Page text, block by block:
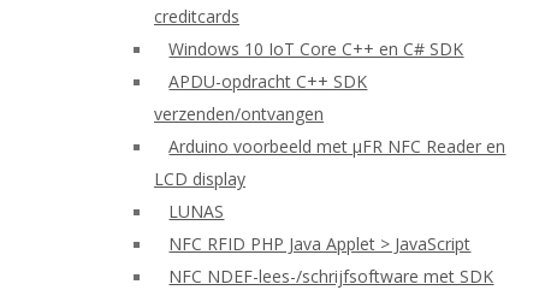
creditcards
Windows 10 IoT Core C++ en C# SDK
APDU-opdracht C++ SDK
verzenden/ontvangen
Arduino voorbeeld met μFR NFC Reader en
LCD display
LUNAS
NFC RFID PHP Java Applet > JavaScript
NFC NDEF-lees-/schrijfsoftware met SDK